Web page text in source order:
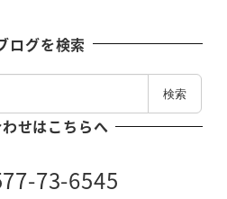
ログを検索
検索
せはこちらへ
73-6545